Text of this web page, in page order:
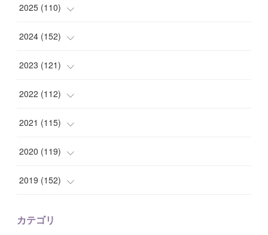
( 1)
(10)
(9)
( 7)
( 8 )
2025 (110)
(10)
(7)
( 8)
( 7 )
( 10)
9
2024 (152)
(14)
( 15)
( 11)
( 10)
( 11)
2023 (121)
( 12)
( 8)
( 8)
( 6)
2022 (112)
( 10)
( 7)
(8)
2021 (115)
( 14)
(13)
2020 (119)
(7)
2019 (152)
カテゴリ